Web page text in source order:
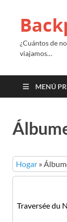
¿Cuántos de
viajamos…
MENÚ
Hogar »
Traversée du